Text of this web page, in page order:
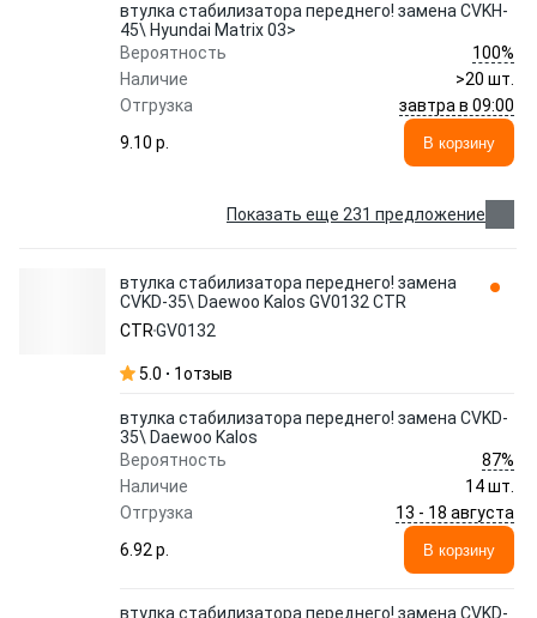
втулка стабилизатора переднего! замена CVKH-
45\ Hyundai Matrix 03>
Вероятность
100%
Наличие
>20 шт.
Отгрузка
завтра в 09:00
9.10 p.
В корзину
Показать еще 231 предложение
втулка стабилизатора переднего! замена
CVKD-35\ Daewoo Kalos GV0132 CTR
CTRGV0132
5.0 1отзыв
втулка стабилизатора переднего! замена CVKD-
35\ Daewoo Kalos
Вероятность
87%
Наличие
14 шт.
Отгрузка
13 - 18 августа
6.92 p.
В корзину
втулка стабилизатора переднего! замена CVKD-